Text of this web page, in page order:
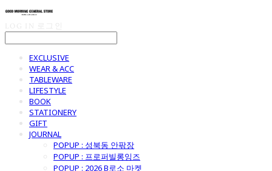
EXCLUSIVE
WEAR & ACC
TABLEWARE
LIFESTYLE
BOOK
STATIONERY
GIFT
JOURNAL
POPUP : 성북동 안팎장
POPUP : 프로퍼빌롱잉즈
POPUP : 2026 B로소 마켓